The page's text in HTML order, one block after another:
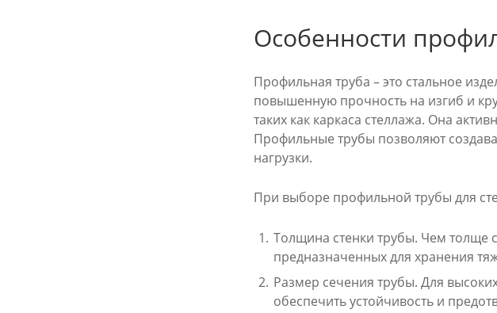
Особенности
Профильная труба – это стальное
повышенную прочность на изгиб и
таких как каркаса стеллажа. Она
Профильные трубы позволяют
нагрузки.
При выборе профильной трубы для
Толщина стенки трубы. Чем толще
предназначенных для хранения
Размер сечения трубы. Для
обеспечить устойчивость и